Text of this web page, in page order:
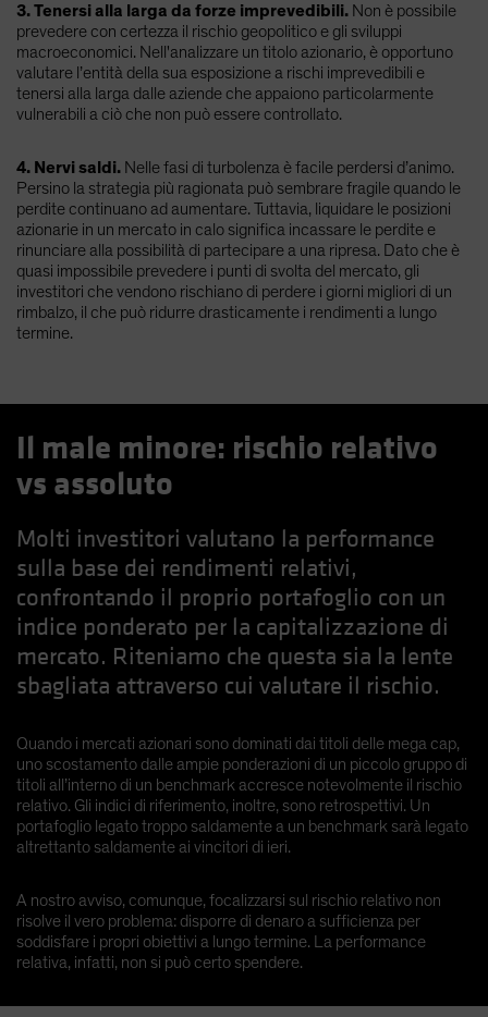
3. Tenersi alla larga da forze imprevedibili. Non è possibile
prevedere con certezza il rischio geopolitico e gli sviluppi
macroeconomici. Nell'analizzare un titolo azionario, è opportuno
valutare l’entità della sua esposizione a rischi imprevedibili e
tenersi alla larga dalle aziende che appaiono particolarmente
vulnerabili a ciò che non può essere controllato.
4. Nervi saldi. Nelle fasi di turbolenza è facile perdersi d’animo.
Persino la strategia più ragionata può sembrare fragile quando le
perdite continuano ad aumentare. Tuttavia, liquidare le posizioni
azionarie in un mercato in calo significa incassare le perdite e
rinunciare alla possibilità di partecipare a una ripresa. Dato che è
quasi impossibile prevedere i punti di svolta del mercato, gli
investitori che vendono rischiano di perdere i giorni migliori di un
rimbalzo, il che può ridurre drasticamente i rendimenti a lungo
termine.
Il male minore: rischio relativo
vs assoluto
Molti investitori valutano la performance
sulla base dei rendimenti relativi,
confrontando il proprio portafoglio con un
indice ponderato per la capitalizzazione di
mercato. Riteniamo che questa sia la lente
sbagliata attraverso cui valutare il rischio.
Quando i mercati azionari sono dominati dai titoli delle mega cap,
uno scostamento dalle ampie ponderazioni di un piccolo gruppo di
titoli all’interno di un benchmark accresce notevolmente il rischio
relativo. Gli indici di riferimento, inoltre, sono retrospettivi. Un
portafoglio legato troppo saldamente a un benchmark sarà legato
altrettanto saldamente ai vincitori di ieri.
A nostro avviso, comunque, focalizzarsi sul rischio relativo non
risolve il vero problema: disporre di denaro a sufficienza per
soddisfare i propri obiettivi a lungo termine. La performance
relativa, infatti, non si può certo spendere.